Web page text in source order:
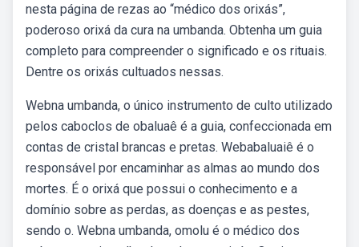
nesta página de rezas ao “médico dos orixás”,
poderoso orixá da cura na umbanda. Obtenha um guia
completo para compreender o significado e os rituais.
Dentre os orixás cultuados nessas.
Webna umbanda, o único instrumento de culto utilizado
pelos caboclos de obaluaê é a guia, confeccionada em
contas de cristal brancas e pretas. Webabaluaiê é o
responsável por encaminhar as almas ao mundo dos
mortes. É o orixá que possui o conhecimento e a
domínio sobre as perdas, as doenças e as pestes,
sendo o. Webna umbanda, omolu é o médico dos